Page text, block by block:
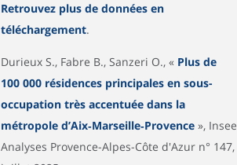
Retrouvez plus de données en
téléchargement.
Durieux S., Fabre B., Sanzeri O., « Plus de
100 000 résidences principales en sous-
occupation très accentuée dans la
métropole d’Aix‑Marseille‑Provence », Insee
Analyses Provence-Alpes-Côte d'Azur n° 147,